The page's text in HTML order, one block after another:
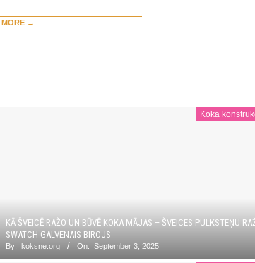
MORE →
Koka
KĀ ŠVEICĒ RAŽO UN BŪVĒ KOKA MĀJAS – ŠVEICES PULKSTEŅU
SWATCH GALVENAIS BIROJS
By: koksne.org On: September 3, 2025